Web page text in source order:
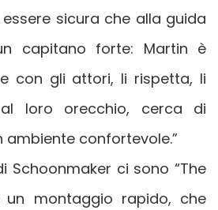
essere sicura che alla guida
capitano forte: Martin è
con gli attori, li rispetta, li
loro orecchio, cerca di
ambiente confortevole.”
Schoonmaker ci sono “The
un montaggio rapido, che